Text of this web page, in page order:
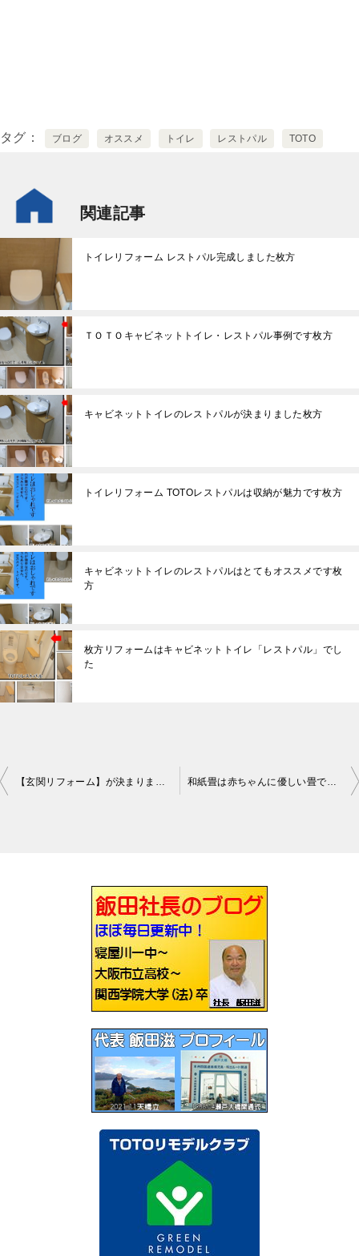
タグ ブログ オススメ トイレ レストパル TOTO
関連記事
トイレリフォーム レストパル完成しました枚方
ＴＯＴＯキャビネットトイレ・レストパル事例です枚方
キャビネットトイレのレストパルが決まりました枚方
トイレリフォーム TOTOレストパルは収納が魅力です枚方
キャビネットトイレのレストパルはとてもオススメです枚
方
枚方リフォームはキャビネットトイレ「レストパル」でし
た
ゲ
ー
シ
ョ
ン